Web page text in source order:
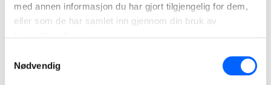
med annen informasjon du har gjort tilgjengelig for dem,
eller som de har samlet inn gjennom din bruk av
Nødvendig
Building Nordics